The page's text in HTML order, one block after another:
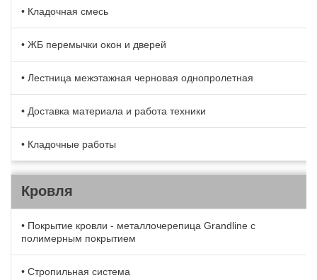
• Кладочная смесь
• ЖБ перемычки окон и дверей
• Лестница межэтажная черновая однопролетная
• Доставка материала и работа техники
• Кладочные работы
Кровля
• Покрытие кровли - металлочерепица Grandline с
полимерным покрытием
• Стропильная система